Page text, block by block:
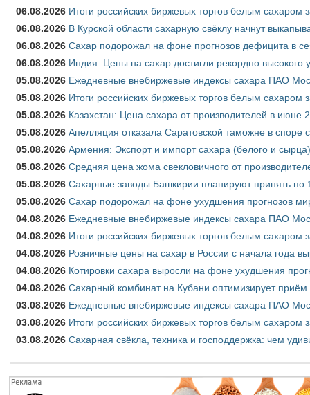
06.08.2026 Итоги российских биржевых торгов белым сахаром
06.08.2026 В Курской области сахарную свёклу начнут
06.08.2026 Сахар подорожал на фоне прогнозов дефицита в
06.08.2026 Индия: Цены на сахар достигли рекордно высокого
05.08.2026 Ежедневные внебиржевые индексы сахара ПАО
05.08.2026 Итоги российских биржевых торгов белым сахаром
05.08.2026 Казахстан: Цена сахара от производителей в июне
05.08.2026 Апелляция отказала Саратовской таможне в
05.08.2026 Армения: Экспорт и импорт сахара (белого и
05.08.2026 Средняя цена жома свекловичного от
05.08.2026 Сахарные заводы Башкирии планируют принять по
05.08.2026 Сахар подорожал на фоне ухудшения прогнозов
04.08.2026 Ежедневные внебиржевые индексы сахара ПАО
04.08.2026 Итоги российских биржевых торгов белым сахаром
04.08.2026 Розничные цены на сахар в России с начала года
04.08.2026 Котировки сахара выросли на фоне ухудшения
04.08.2026 Сахарный комбинат на Кубани оптимизирует приём
03.08.2026 Ежедневные внебиржевые индексы сахара ПАО
03.08.2026 Итоги российских биржевых торгов белым сахаром
03.08.2026 Сахарная свёкла, техника и господдержка: чем